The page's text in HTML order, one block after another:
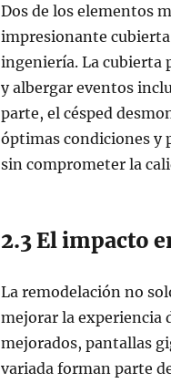
Dos de los elementos
impresionante
ingeniería. La cubierta
y albergar eventos
parte, el césped
óptimas condiciones y
sin comprometer la
2.3 El impacto
La remodelación no
mejorar la experiencia
mejorados, pantallas
variada forman parte